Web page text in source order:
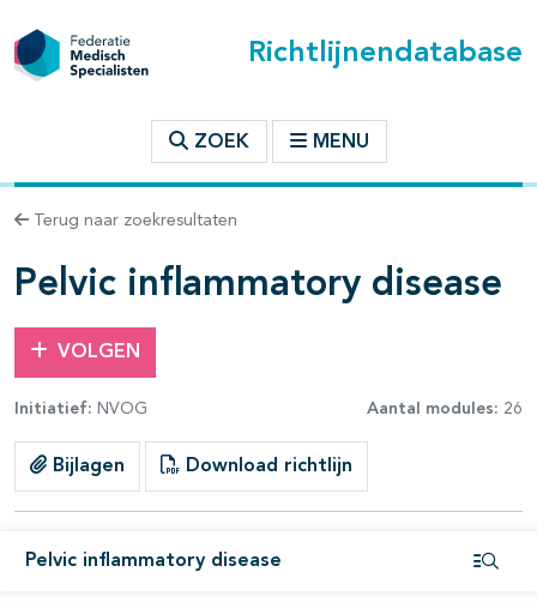
Richtlijnendatabase
ZOEK MENU
Terug naar zoekresultaten
Pelvic inflammatory disease
VOLGEN
Initiatief: NVOG Aantal modules: 26
Bijlagen Download richtlijn
Pelvic inflammatory disease
binnen deze richtlijn
open- en dichtklappen
open- en dichtklappen
open- en dichtklappen
open- en dichtklappen